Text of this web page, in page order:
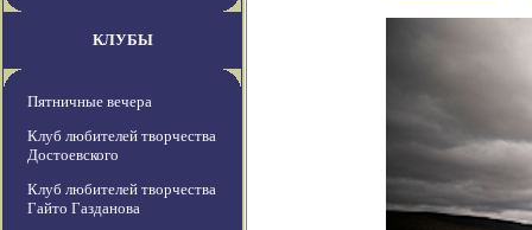
КЛУБЫ
Пятничные вечера
Клуб любителей творчества
Достоевского
Клуб любителей творчества
Гайто Газданова